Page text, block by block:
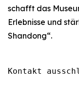
schafft das
Erlebnisse und
Shandong“.
Kontakt